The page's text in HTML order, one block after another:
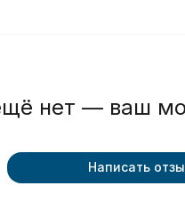
нет — ваш
Написать